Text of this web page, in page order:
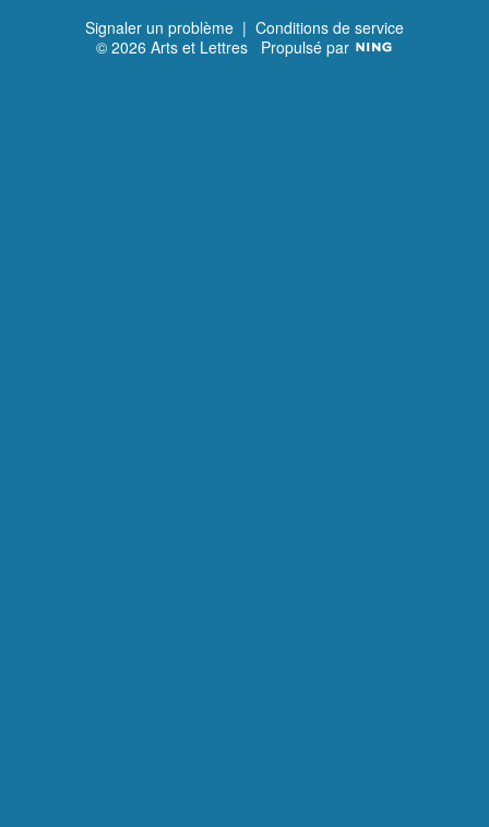
Signaler un problème | Conditions de service
© 2026 Arts et Lettres Propulsé par